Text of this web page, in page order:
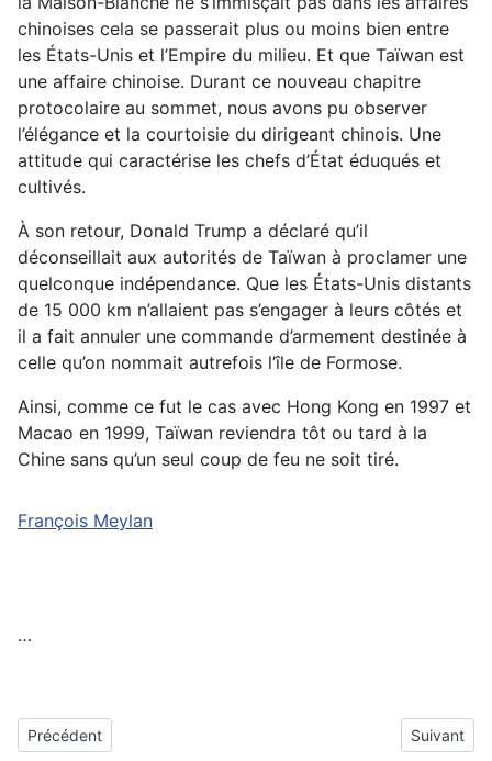
chinoises cela se passerait plus ou moins bien entre
les États-Unis et l’Empire du milieu. Et que Taïwan est
une affaire chinoise. Durant ce nouveau chapitre
protocolaire au sommet, nous avons pu observer
l’élégance et la courtoisie du dirigeant chinois. Une
attitude qui caractérise les chefs d’État éduqués et
cultivés.
À son retour, Donald Trump a déclaré qu’il
déconseillait aux autorités de Taïwan à proclamer une
quelconque indépendance. Que les États-Unis distants
de 15 000 km n’allaient pas s’engager à leurs côtés et
il a fait annuler une commande d’armement destinée à
celle qu’on nommait autrefois l’île de Formose.
Ainsi, comme ce fut le cas avec Hong Kong en 1997 et
Macao en 1999, Taïwan reviendra tôt ou tard à la
Chine sans qu’un seul coup de feu ne soit tiré.
François Meylan
…
Article précédent : Le siècle Africain commence par l’unité – ou
Précédent Article
Suivant